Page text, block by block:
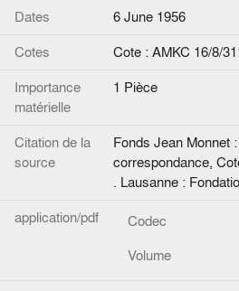
Dates
6 June 1956
Cotes
Cote : AMKC 16/8/
Importance
matérielle
1 Pièce
Citation de la
source
Fonds Jean Monnet
correspondance,
. Lausanne :
application/pdf
Codec
Volume